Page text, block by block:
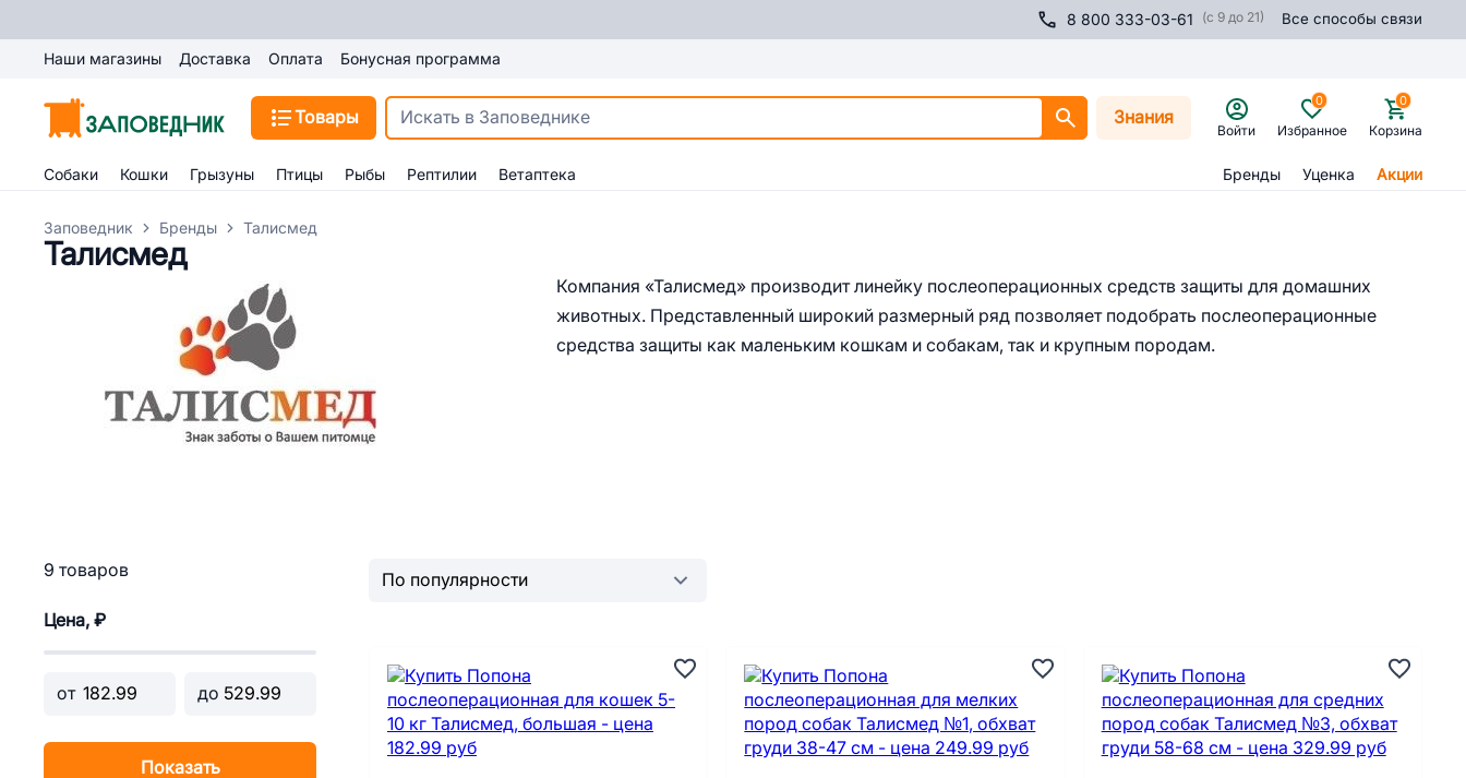
8 800 333-03-61 (с 9 до 21) Все способы связи
Наши магазины Доставка Оплата Бонусная программа
Товары Знания
Войти Избранное
0
Корзина
0
Собаки Кошки Грызуны Птицы Рыбы Рептилии Ветаптека Бренды Уценка Акции
Заповедник Бренды Талисмед
Талисмед
Компания «Талисмед» производит линейку послеоперационных средств защиты для домашних
животных. Представленный широкий размерный ряд позволяет подобрать послеоперационные
средства защиты как маленьким кошкам и собакам, так и крупным породам.
9 товаров
Цена, ₽
от до
Показать